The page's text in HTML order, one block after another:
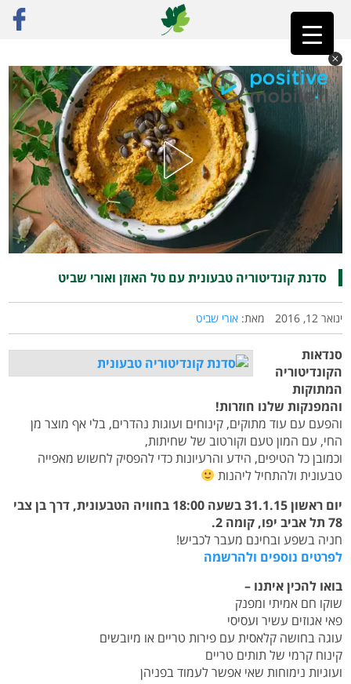
ראשי»פוסט נבחר סדנת קונדיטוריה טבעונית עם טל האוזן ואורי שביט
סדנת קונדיטוריה טבעונית עם טל האוזן ואורי שביט
ינואר 12, 2016 מאת: אורי שביט
סנדאות
הקונדיטוריה
המתוקות
והמפנקות שלנו חוזרות!
והפעם עם עוד מתוקים, קינוחים ועוגות נהדרים, בלי אף מוצר מן
החי, עם המון טעם וקורטוב של שחיתות,
וכמובן כל הטיפים, הידע והרעיונות כדי להפסיק לחשוש מאפייה
טבעונית ולהתחיל ליהנות
יום ראשון 31.1.15 בשעה 18:00 בחוויה הטבעונית, דרך בן צבי
78 תל אביב יפו, קומה 2.
חניה בשפע ובחינם מעבר לכביש!
לפרטים נוספים ולהרשמה
בואו להכין איתנו –
שוקו חם אמיתי ומפנק
פאי אגוזים עשיר ועסיסי
עוגה בחושה קלאסית עם פירות טריים או מיובשים
קינוח קרמי של תותים טריים
ועוגיות נימוחות שאי אפשר לעמוד בפניהן